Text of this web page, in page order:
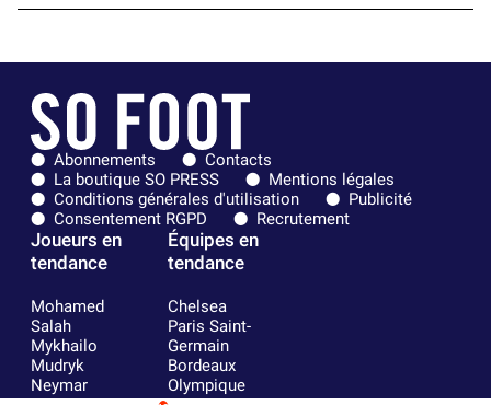
Abonnements
Contacts
La boutique SO PRESS
Mentions légales
Conditions générales d'utilisation
Publicité
Consentement RGPD
Recrutement
Joueurs en
tendance
Mohamed
Salah
Mykhailo
Mudryk
Neymar
Équipes en
tendance
Chelsea
Paris Saint-
Germain
Bordeaux
Olympique